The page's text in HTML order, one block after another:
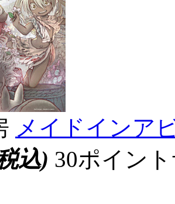
メイドインア
込) 30ポイン